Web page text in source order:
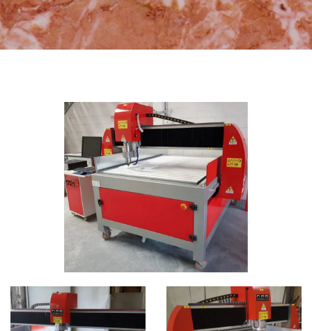
MACCHINE NUOVE E ACCESSORI
MACCHINE USATE